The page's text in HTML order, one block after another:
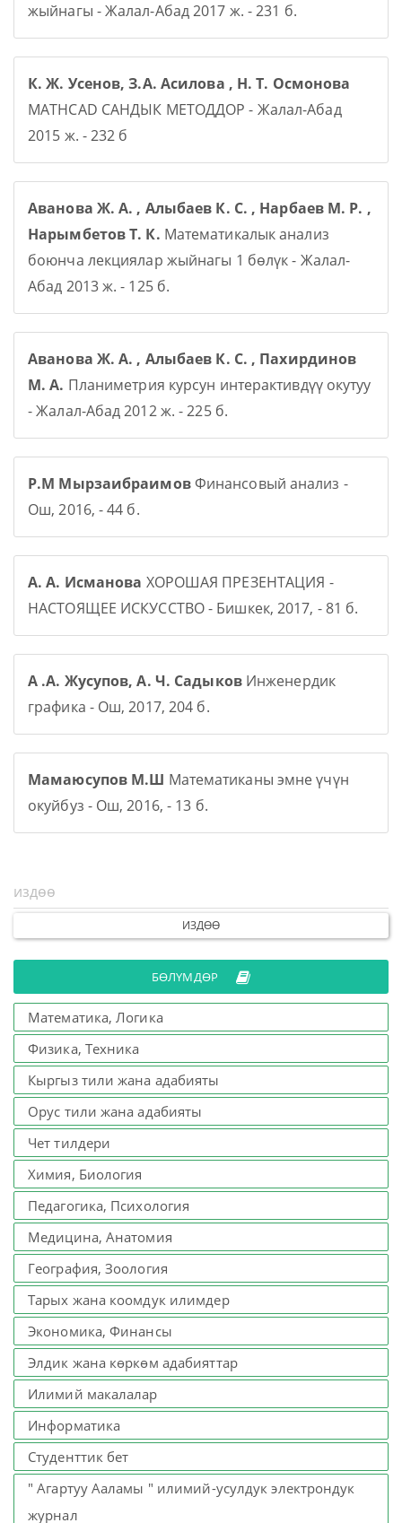
жыйнагы - Жалал-Абад 2017 ж. - 231 б.
К. Ж. Усенов, З.А. Асилова , Н. Т. Осмонова
MATHCAD САНДЫК МЕТОДДОР - Жалал-Абад
2015 ж. - 232 б
Аванова Ж. А. , Алыбаев К. С. , Нарбаев М. Р. ,
Нарымбетов Т. К. Математикалык анализ
боюнча лекциялар жыйнагы 1 бөлүк - Жалал-
Абад 2013 ж. - 125 б.
Аванова Ж. А. , Алыбаев К. С. , Пахирдинов
М. А. Планиметрия курсун интерактивдүү окутуу
- Жалал-Абад 2012 ж. - 225 б.
Р.М МырзаибраимовФинансовый анализ -
Ош, 2016, - 44 б.
А. А. Исманова ХОРОШАЯ ПРЕЗЕНТАЦИЯ -
НАСТОЯЩЕЕ ИСКУССТВО - Бишкек, 2017, - 81 б.
А .А. Жусупов, А. Ч. Садыков Инженердик
графика - Ош, 2017, 204 б.
Мамаюсупов М.Ш Математиканы эмне үчүн
окуйбуз - Ош, 2016, - 13 б.
ИЗДӨӨ
БӨЛҮМДӨР
Математика, Логика
Физика, Техника
Кыргыз тили жана адабияты
Орус тили жана адабияты
Чет тилдери
Химия, Биология
Педагогика, Психология
Медицина, Анатомия
География, Зоология
Тарых жана коомдук илимдер
Экономика, Финансы
Элдик жана көркөм адабияттар
Илимий макалалар
Информатика
Студенттик бет
" Агартуу Ааламы " илимий-усулдук электрондук
журнал